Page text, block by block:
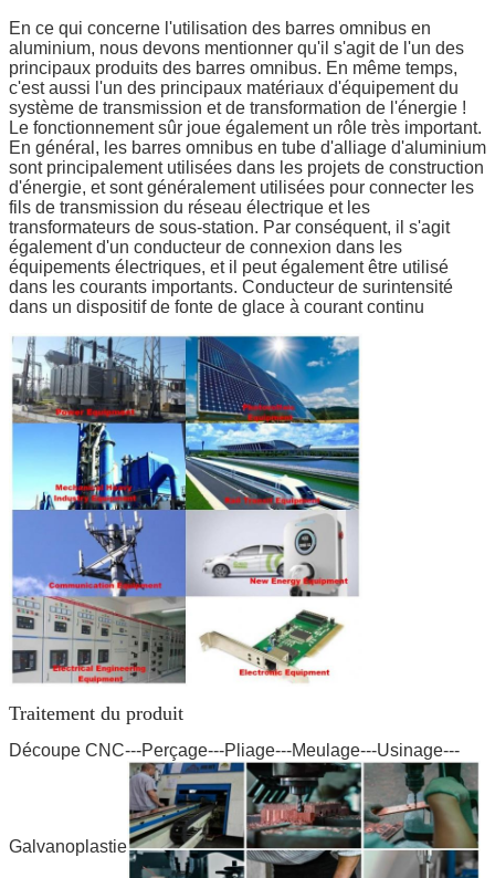
Laisser un message
Nous vous rappellerons
SOUMETTRE
En ce qui concerne l'utilisation des barres omnibus en
aluminium, nous devons mentionner qu'il s'agit de l'un des
principaux produits des barres omnibus. En même temps,
c'est aussi l'un des principaux matériaux d'équipement du
système de transmission et de transformation de l'énergie !
Le fonctionnement sûr joue également un rôle très important.
En général, les barres omnibus en tube d'alliage d'aluminium
sont principalement utilisées dans les projets de construction
d'énergie, et sont généralement utilisées pour connecter les
fils de transmission du réseau électrique et les
transformateurs de sous-station. Par conséquent, il s'agit
également d'un conducteur de connexion dans les
équipements électriques, et il peut également être utilisé
dans les courants importants. Conducteur de surintensité
dans un dispositif de fonte de glace à courant continu
Traitement du produit
Découpe CNC---Perçage---Pliage---Meulage---Usinage---
Galvanoplastie